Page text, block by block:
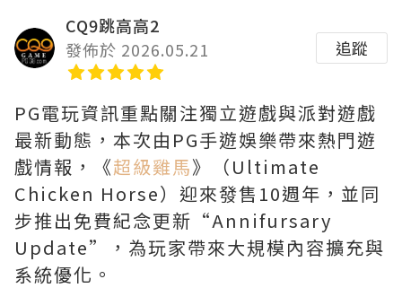
CQ9跳高高2
發佈於 2026.05.21
追蹤
PG電玩資訊重點關注獨立遊戲與派對遊戲
最新動態，本次由PG手遊娛樂帶來熱門遊
戲情報，《超級雞馬》（Ultimate
Chicken Horse）迎來發售10週年，並同
步推出免費紀念更新“Annifursary
Update”，為玩家帶來大規模內容擴充與
系統優化。